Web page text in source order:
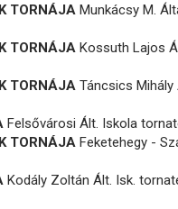
TORNÁJA Munkácsy M.
TORNÁJA Kossuth Lajos
TORNÁJA Táncsics
Felsővárosi Ált. Iskola
TORNÁJA Feketehegy -
Kodály Zoltán Ált. Isk.